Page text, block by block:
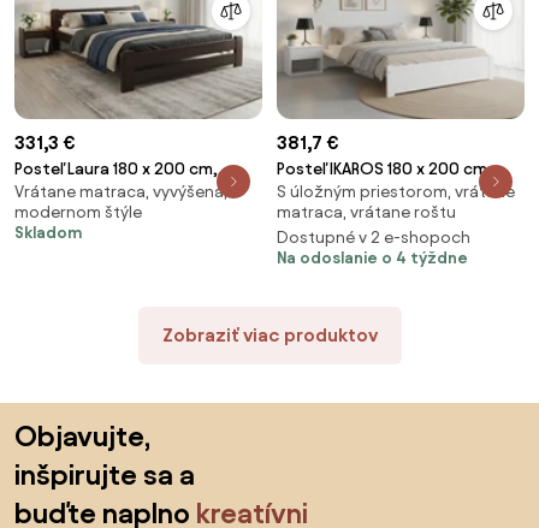
331,3 €
Posteľ Laura 180 x 200 cm,
orech Rošt: S lamelovým
roštom, Matrac: Matrac DELUXE
10 cm
Vrátane matraca, vyvýšená, v
modernom štýle
Skladom
381,7 €
Posteľ IKAROS 180 x 200 cm,
biela Rošt: S latkovým roštom,
Matrac: Matrac SOMMERA 18
cm
S úložným priestorom, vrátane
matraca, vrátane roštu
Dostupné v 2 e-shopoch
Na odoslanie o 4 týždne
Zobraziť viac produktov
Objavujte,
inšpirujte sa a
buďte naplno kreatívni